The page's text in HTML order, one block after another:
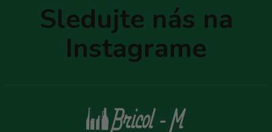
Sledujte nás na
Instagrame